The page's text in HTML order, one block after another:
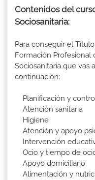
Contenidos del
Sociosanitaria:
Para conseguir el
Formación Profesional
Sociosanitaria que vas
continuación:
Planificación y
Atención sanitaria
Higiene
Atención y apoyo
Intervención
Ocio y tiempo de
Apoyo domiciliario
Alimentación y